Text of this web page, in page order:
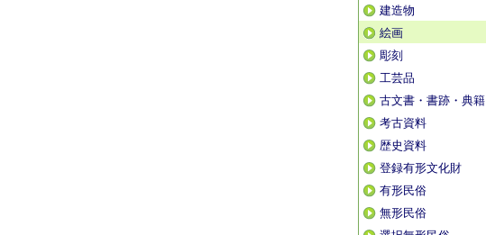
建造物
絵画
彫刻
工芸品
古文書・書跡・典籍
考古資料
歴史資料
登録有形文化財
有形民俗
無形民俗